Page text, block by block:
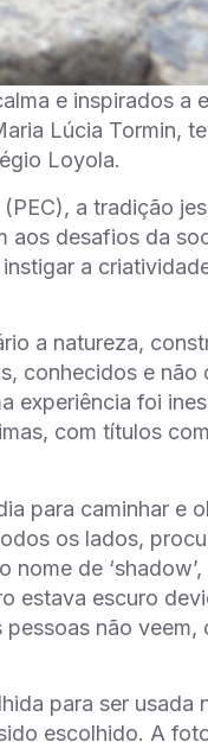
e inspirados
Lúcia Tormin,
Loyola.
a tradição
aos desafios da
instigar a
a natureza,
conhecidos e
experiência foi
com títulos
para caminhar e
os lados,
de
estava escuro
não veem,
para ser usada
escolhido. A